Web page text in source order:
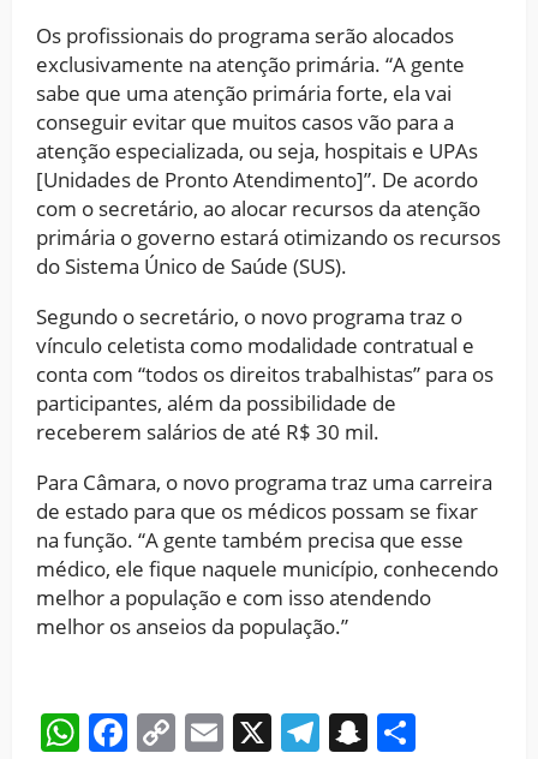
Os profissionais do programa serão alocados
exclusivamente na atenção primária. “A gente
sabe que uma atenção primária forte, ela vai
conseguir evitar que muitos casos vão para a
atenção especializada, ou seja, hospitais e UPAs
[Unidades de Pronto Atendimento]”. De acordo
com o secretário, ao alocar recursos da atenção
primária o governo estará otimizando os recursos
do Sistema Único de Saúde (SUS).
Segundo o secretário, o novo programa traz o
vínculo celetista como modalidade contratual e
conta com “todos os direitos trabalhistas” para os
participantes, além da possibilidade de
receberem salários de até R$ 30 mil.
Para Câmara, o novo programa traz uma carreira
de estado para que os médicos possam se fixar
na função. “A gente também precisa que esse
médico, ele fique naquele município, conhecendo
melhor a população e com isso atendendo
melhor os anseios da população.”
WhatsApp
Facebook
CopyEmail
X Telegram
Snapchat